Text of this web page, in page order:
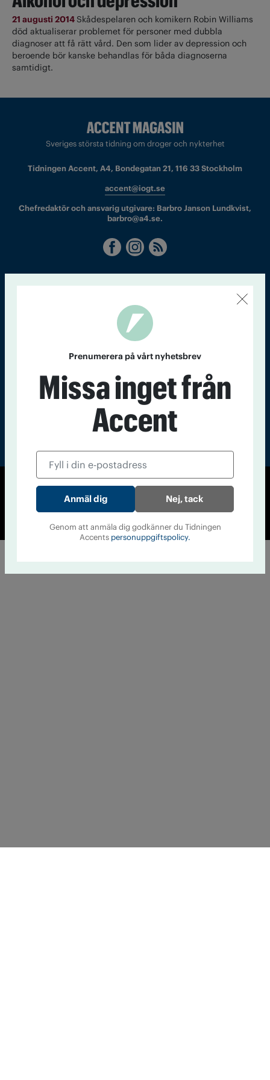
21 augusti 2014 Skådespelaren och komikern Robin Williams
död aktualiserar problemet för personer med dubbla
diagnoser att få rätt vård. Den som lider av depression och
beroende bör kanske behandlas för båda diagnoserna
samtidigt.
Sveriges största tidning om droger och nykterhet
Tidningen Accent, A4, Bondegatan 21, 116 33 Stockholm
accent@iogt.se
Chefredaktör och ansvarig utgivare: Barbro Janson Lundkvist,
barbro@a4.se.
Accent
© Tidningen Accent 2026
Cookiepolicy
Personuppgiftspolicy
Prenumerera på vårt nyhetsbrev
Missa inget från
Accent
Nej, tack
Genom att anmäla dig godkänner du Tidningen
Accents personuppgiftspolicy.